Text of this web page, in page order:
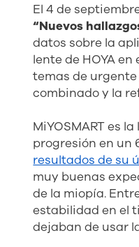
El 4 de
“Nuevos
datos sobre la
lente de HOYA
temas de
combinado y la
MiYOSMART es
progresión en un
resultados de su
muy buenas
de la miopía.
estabilidad en el
dejaban de usar